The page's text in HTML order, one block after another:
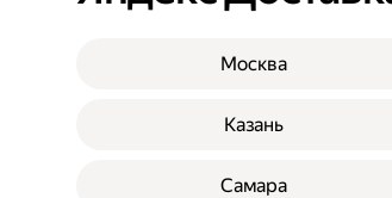
Москва
Казань
Самара